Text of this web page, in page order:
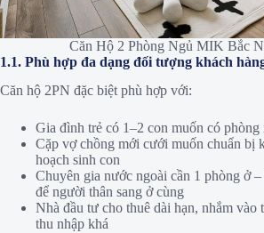
Căn Hộ 2 Phòng Ngủ MIK Bắc
1.1. Phù hợp đa dạng đối tượng khách
Căn hộ 2PN đặc biệt phù hợp với:
Gia đình trẻ có 1–2 con muốn có phòng
Cặp vợ chồng mới cưới muốn chuẩn bị
hoạch sinh con
Chuyên gia nước ngoài cần 1 phòng ở
để người thân sang ở cùng
Nhà đầu tư cho thuê dài hạn, nhắm vào
thu nhập khá